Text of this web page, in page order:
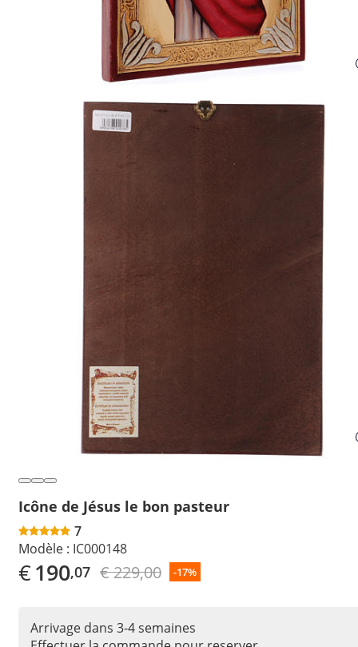
Icône de Jésus le bon pasteur
7
Modèle : IC000148
€190,07 € 229,00 -17%
Arrivage dans 3-4 semaines